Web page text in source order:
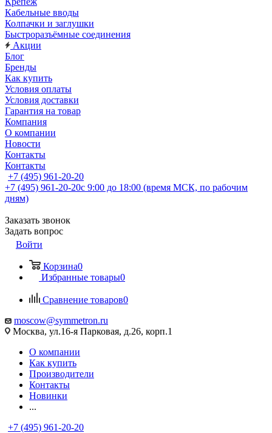
Кабельные вводы
Колпачки и заглушки
Быстроразъёмные соединения
Акции
Блог
Бренды
Как купить
Условия оплаты
Условия доставки
Гарантия на товар
Компания
О компании
Новости
Контакты
Контакты
+7 (495) 961-20-20
+7 (495) 961-20-20с 9:00 до 18:00 (время МСК, по рабочим
дням)
Заказать звонок
Задать вопрос
Войти
Корзина0
Избранные товары0
Сравнение товаров0
moscow@symmetron.ru
Москва, ул.16-я Парковая, д.26, корп.1
О компании
Как купить
Производители
Контакты
Новинки
...
+7 (495) 961-20-20